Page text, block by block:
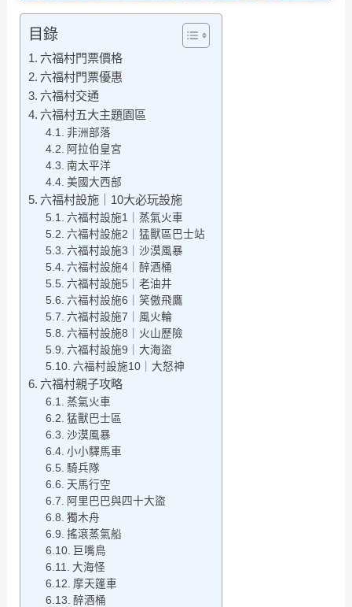
目錄
六福村門票價格
六福村門票優惠
六福村交通
六福村五大主題園區
非洲部落
阿拉伯皇宮
南太平洋
美國大西部
六福村設施｜10大必玩設施
六福村設施1｜蒸氣火車
六福村設施2｜猛獸區巴士站
六福村設施3｜沙漠風暴
六福村設施4｜醉酒桶
六福村設施5｜老油井
六福村設施6｜笑傲飛鷹
六福村設施7｜風火輪
六福村設施8｜火山歷險
六福村設施9｜大海盜
六福村設施10｜大怒神
六福村親子攻略
蒸氣火車
猛獸巴士區
沙漠風暴
小小驛馬車
騎兵隊
天馬行空
阿里巴巴與四十大盜
獨木舟
搖滾蒸氣船
巨嘴鳥
大海怪
摩天篷車
醉酒桶